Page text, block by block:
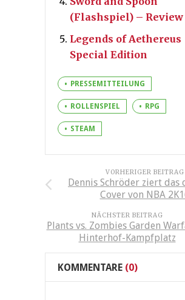
(Flashspiel) – Review
Legends of Aethereus
Special Edition
PRESSEMITTEILUNG
ROLLENSPIEL RPG
STEAM
VORHERIGER BEITRAG
Dennis Schröder ziert das
Cover von NBA
NÄCHSTER BEITRAG
Plants vs. Zombies Garden
Hinterhof-Kampfplatz
KOMMENTARE (0)